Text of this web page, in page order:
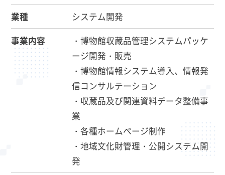
業種
システム開発
事業内容
・博物館収蔵品管理システムパッケ
ージ開発・販売
・博物館情報システム導入、情報発
信コンサルテーション
・収蔵品及び関連資料データ整備事
業
・各種ホームページ制作
・地域文化財管理・公開システム開
発